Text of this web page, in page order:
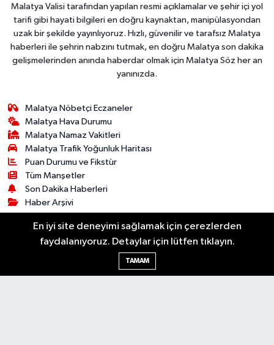
Malatya Valisi tarafından yapılan resmi açıklamalar ve şehir içi yol
tarifi gibi hayati bilgileri en doğru kaynaktan, manipülasyondan
uzak bir şekilde yayınlıyoruz. Hızlı, güvenilir ve tarafsız Malatya
haberleri ile şehrin nabzını tutmak, en doğru Malatya son dakika
gelişmelerinden anında haberdar olmak için Malatya Söz her an
yanınızda.
Malatya Nöbetçi Eczaneler
Malatya Hava Durumu
Malatya Namaz Vakitleri
Malatya Trafik Yoğunluk Haritası
Puan Durumu ve Fikstür
Tüm Manşetler
Son Dakika Haberleri
Haber Arşivi
Bilim & Teknoloji Dünya
Kültür & Sanat
Dünya
Siyaset
En iyi site deneyimi sağlamak için çerezlerden
faydalanıyoruz. Detaylar için lütfen tıklayın.
TAMAM